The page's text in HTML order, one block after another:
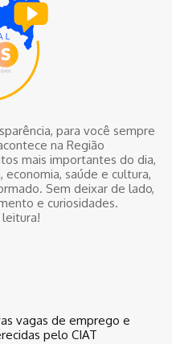
para você sempre
na Região
mais importantes do dia,
saúde e cultura,
Sem deixar de lado,
e curiosidades.
vagas de emprego e
pelo CIAT